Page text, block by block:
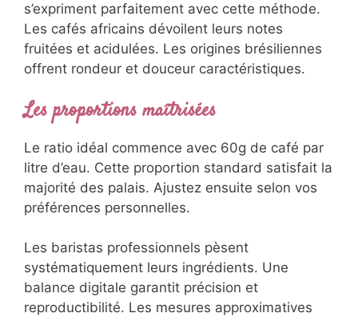
s’expriment parfaitement avec cette méthode.
Les cafés africains dévoilent leurs notes
fruitées et acidulées. Les origines brésiliennes
offrent rondeur et douceur caractéristiques.
Les proportions maîtrisées
Le ratio idéal commence avec 60g de café par
litre d’eau. Cette proportion standard satisfait la
majorité des palais. Ajustez ensuite selon vos
préférences personnelles.
Les baristas professionnels pèsent
systématiquement leurs ingrédients. Une
balance digitale garantit précision et
reproductibilité. Les mesures approximatives